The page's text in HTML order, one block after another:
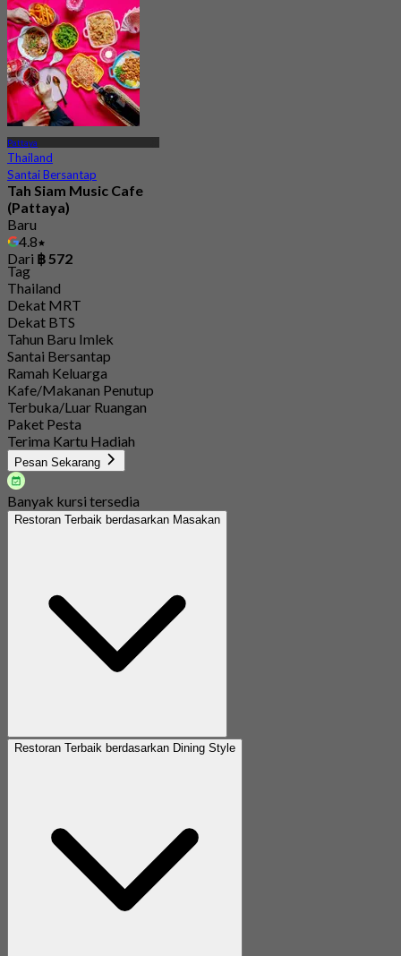
Pattaya
Thailand
Santai Bersantap
Tah Siam Music Cafe
(Pattaya)
Baru
4.8
Dari ฿ 572
Tag
Thailand
Dekat MRT
Dekat BTS
Tahun Baru Imlek
Santai Bersantap
Ramah Keluarga
Kafe/Makanan Penutup
Terbuka/Luar Ruangan
Paket Pesta
Terima Kartu Hadiah
Pesan Sekarang
Banyak kursi tersedia
Restoran Terbaik berdasarkan Masakan
Restoran Terbaik berdasarkan Dining Style